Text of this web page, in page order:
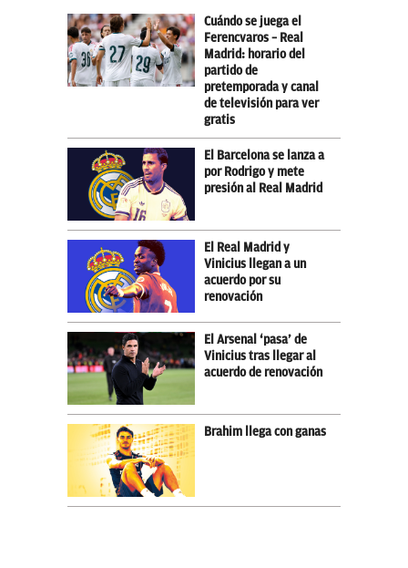
Cuándo se juega el
Ferencvaros – Real
Madrid: horario del
partido de
pretemporada y canal
de televisión para ver
gratis
El Barcelona se lanza a
por Rodrigo y mete
presión al Real Madrid
El Real Madrid y
Vinicius llegan a un
acuerdo por su
renovación
El Arsenal ‘pasa’ de
Vinicius tras llegar al
acuerdo de renovación
Brahim llega con ganas